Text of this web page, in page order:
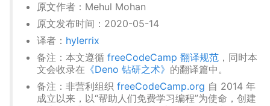
原文作者：Mehul Mohan
原文发布时间：2020-05-14
译者： hylerrix
备注：本文遵循 freeCodeCamp 翻译规范 ，同时本
文会收录在 《Deno 钻研之术》 的翻译篇中。
备注：非营利组织 freeCodeCamp.org 自 2014 年
成立以来，以“帮助人们免费学习编程”为使命，创建